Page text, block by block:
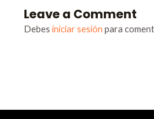
Leave a Comment
Debesiniciar sesión para